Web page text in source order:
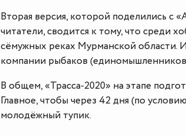
Вторая версия, которой поделились с
читатели, сводится к тому, что среди
сёмужных реках Мурманской области.
компании рыбаков
В общем, «Трасса-2020» на этапе
Главное, чтобы через 42 дня (по
молодёжный тупик.